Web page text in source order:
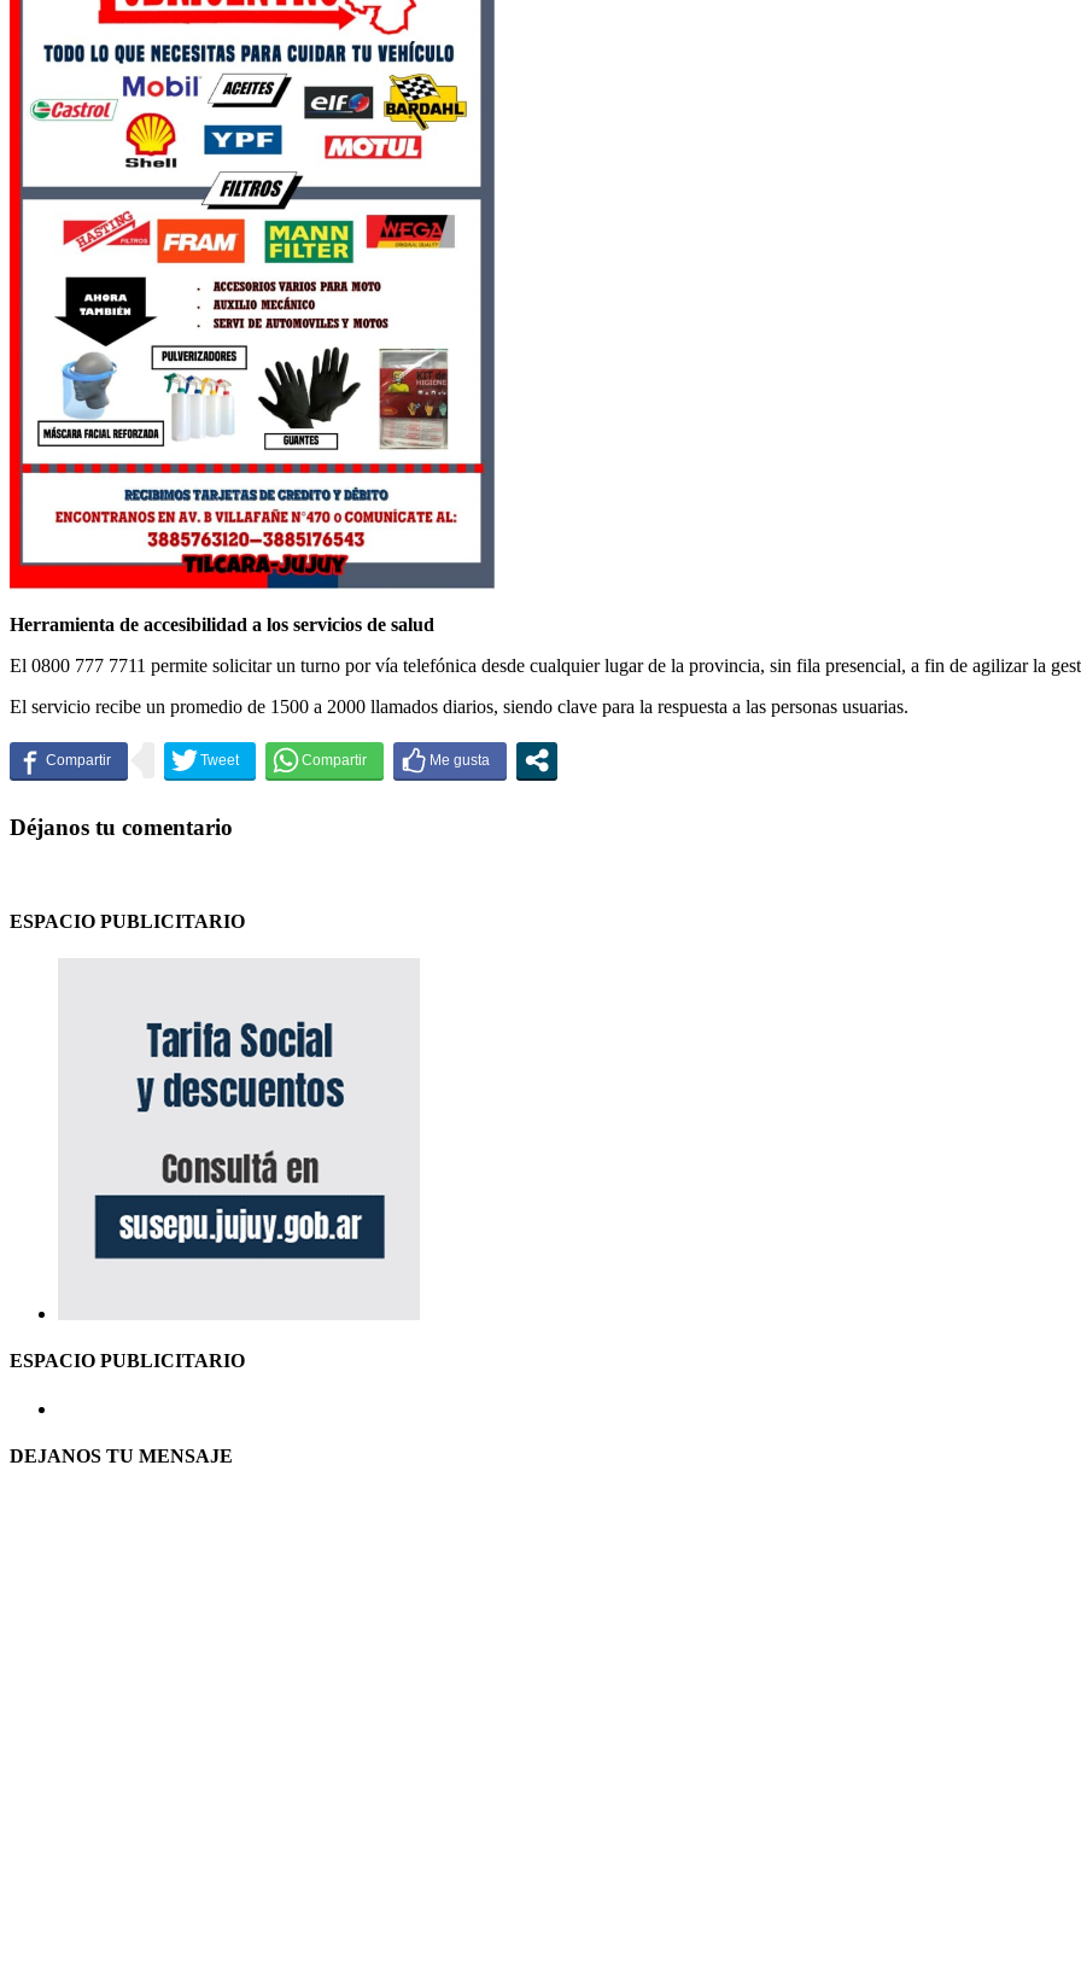
Herramienta de accesibilidad a los servicios de salud
El 0800 777 7711 permite solicitar un turno por vía telefónica desde cualquier lugar de la provincia, sin fila presencial, a fin de agilizar la
El servicio recibe un promedio de 1500 a 2000 llamados diarios, siendo clave para la respuesta a las personas usuarias.
Déjanos tu comentario
ESPACIO PUBLICITARIO
ESPACIO PUBLICITARIO
DEJANOS TU MENSAJE